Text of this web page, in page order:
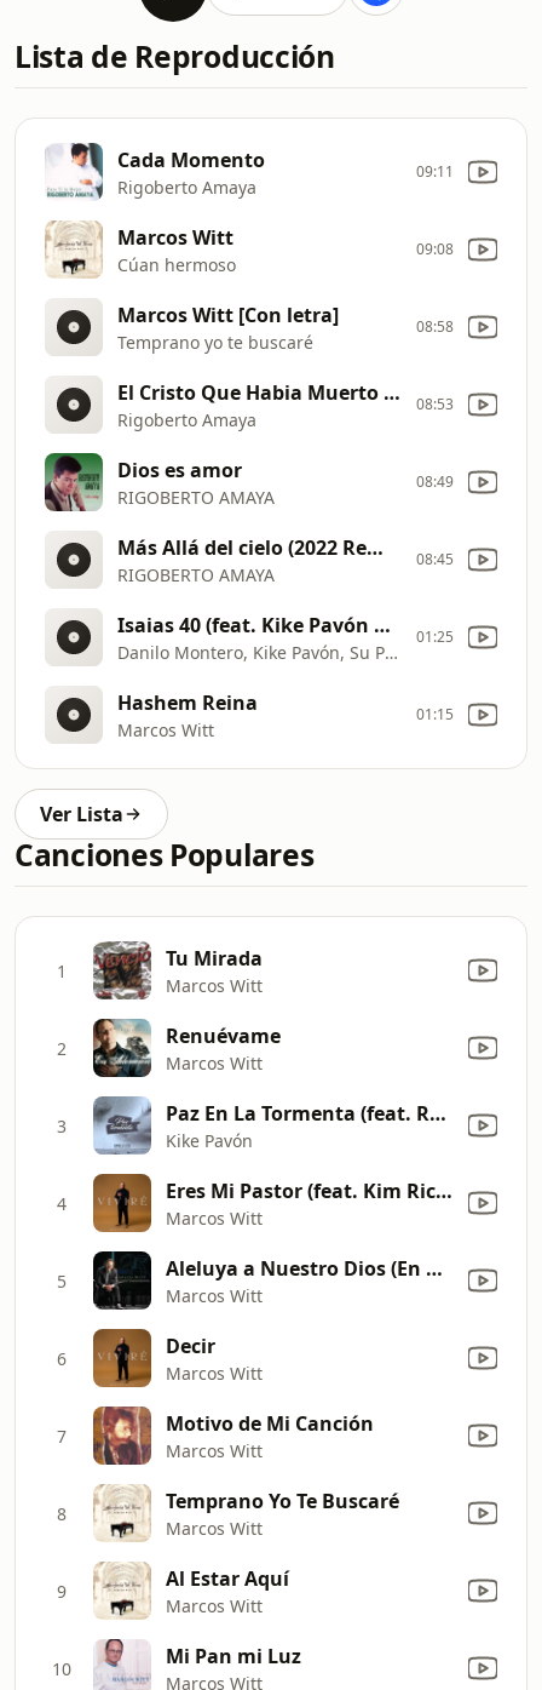
Lista de Reproducción
Cada Momento
Rigoberto Amaya
09:11
Marcos Witt
Cúan hermoso
09:08
Marcos Witt [Con letra]
Temprano yo te buscaré
08:58
El Cristo Que Habia Muerto Ha Resucitado - 07 HD
Rigoberto Amaya
08:53
Dios es amor
RIGOBERTO AMAYA
08:49
Más Allá del cielo (2022 Remastered Version)
RIGOBERTO AMAYA
08:45
Isaias 40 (feat. Kike Pavón & Su Presencia)
Danilo Montero, Kike Pavón, Su Presencia
01:25
Hashem Reina
Marcos Witt
01:15
Ver Lista
Canciones Populares
1 Tu Mirada
Marcos Witt
2 Renuévame
Marcos Witt
3 Paz En La Tormenta (feat. Renán Carias)
Kike Pavón
4 Eres Mi Pastor (feat. Kim Richards)
Marcos Witt
5 Aleluya a Nuestro Dios (En Vivo)
Marcos Witt
6 Decir
Marcos Witt
7 Motivo de Mi Canción
Marcos Witt
8 Temprano Yo Te Buscaré
Marcos Witt
9 Al Estar Aquí
Marcos Witt
10 Mi Pan mi Luz
Marcos Witt